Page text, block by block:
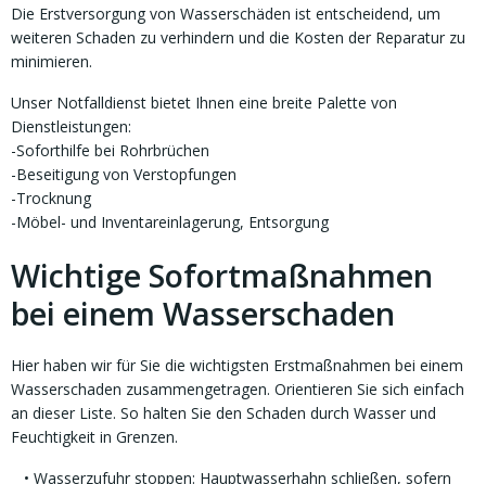
Die Erstversorgung von Wasserschäden ist entscheidend, um
weiteren Schaden zu verhindern und die Kosten der Reparatur zu
minimieren.
Unser Notfalldienst bietet Ihnen eine breite Palette von
Dienstleistungen:
-Soforthilfe bei Rohrbrüchen
-Beseitigung von Verstopfungen
-Trocknung
-Möbel- und Inventareinlagerung, Entsorgung
Wichtige Sofortmaßnahmen
bei einem Wasserschaden
Hier haben wir für Sie die wichtigsten Erstmaßnahmen bei einem
Wasserschaden zusammengetragen. Orientieren Sie sich einfach
an dieser Liste. So halten Sie den Schaden durch Wasser und
Feuchtigkeit in Grenzen.
Wasserzufuhr stoppen: Hauptwasserhahn schließen, sofern